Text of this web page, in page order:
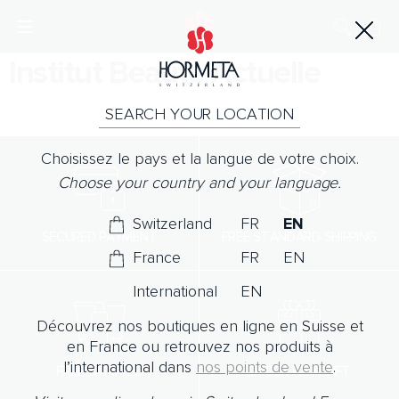
Institut Beaute-Actuelle
SECURED PAYMENT
FREE SAMPLES ORDER AS A GIFT
SEARCH YOUR LOCATION
Choisissez le pays et la langue de votre choix.
Choose your country and your language.
Switzerland FR
EN
France
FR
EN
International
EN
Découvrez nos boutiques en ligne en Suisse et
en France ou retrouvez nos produits à
l’international dans nos points de vente.